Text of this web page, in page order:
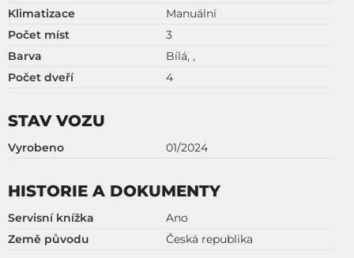
Klimatizace
Manuální
Počet míst
3
Barva
Bílá, ,
Počet dveří
4
STAV VOZU
Vyrobeno 01/2024
HISTORIE A DOKUMENTY
Servisní knížka
Ano
Země původu
Česká republika